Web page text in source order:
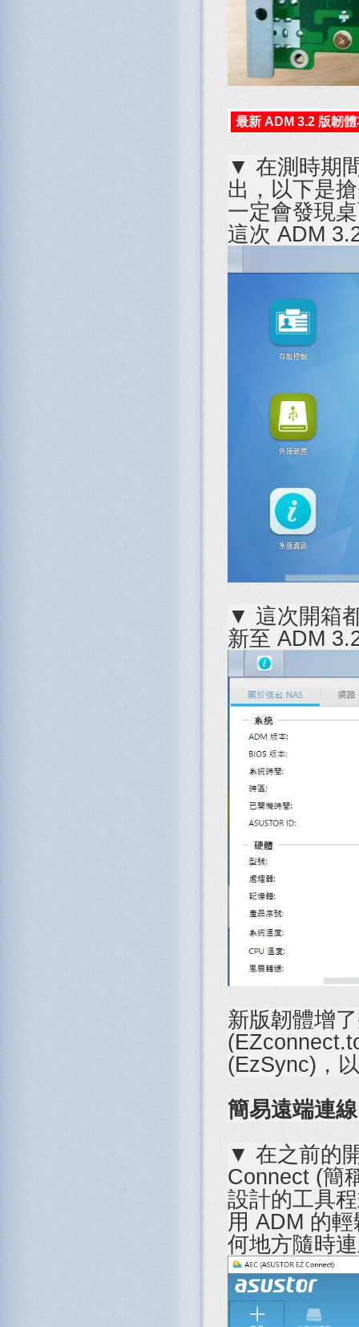
最新 ADM 3.2 版韌體
▼ 在測時期
出，以下是
一定會發現
這次 ADM
▼ 這次開箱
新至 ADM
新版韌體增
(EzSync)，
簡易遠端連
▼ 在之前的
Connect (簡
設計的工具
用 ADM 的
何地方隨時